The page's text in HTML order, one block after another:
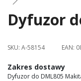
Skip
to
beginning
of
the
Dyfuzor
SKU: A-58154 EAN:
Zakres dostawy
Dyfuzor do DML805